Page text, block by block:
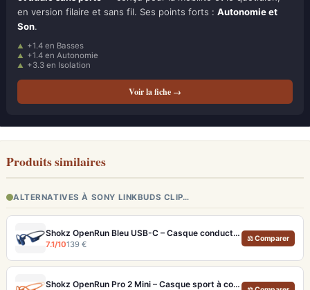
en version filaire et sans fil. Ses points forts : Autonomie et
Son.
+1.4 en Basses
+1.4 en Autonomie
+3.3 en Isolation
Voir la fiche →
Produits similaires
ALTERNATIVES À SONY LINKBUDS CLIP…
Shokz OpenRun Bleu USB-C – Casque conduction osseuse sport 12h
7.1/10139 €
⚖ Comparer
Shokz OpenRun Pro 2 Mini – Casque sport à conduction osseuse pour courir en sécurité